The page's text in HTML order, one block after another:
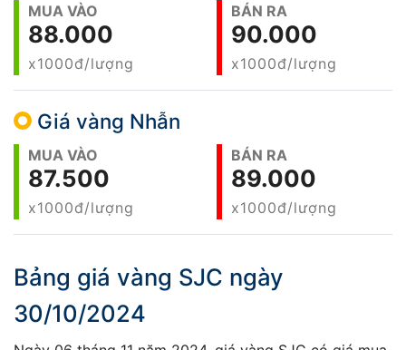
MUA VÀO
88.000
x1000đ/lượng
BÁN RA
90.000
x1000đ/lượng
Giá vàng Nhẫn
MUA VÀO
87.500
x1000đ/lượng
BÁN RA
89.000
x1000đ/lượng
Bảng giá vàng SJC ngày
30/10/2024